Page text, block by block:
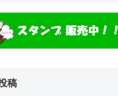
稿